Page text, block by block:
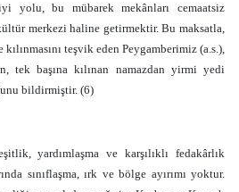
yolu, bu mübarek mekânları cemaatsiz
merkezi haline getirmektir. Bu maksatla,
teşvik eden Peygamberimiz (a.s.),
tek başına kılınan namazdan yirmi yedi
bildirmiştir. (6)
yardımlaşma ve karşılıklı fedakârlık
sınıflaşma, ırk ve bölge ayırımı yoktur.